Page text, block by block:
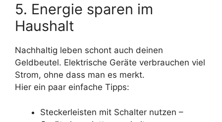
5. Energie sparen im
Haushalt
Nachhaltig leben schont auch deinen
Geldbeutel. Elektrische Geräte verbrauchen viel
Strom, ohne dass man es merkt.
Hier ein paar einfache Tipps:
Steckerleisten mit Schalter nutzen –